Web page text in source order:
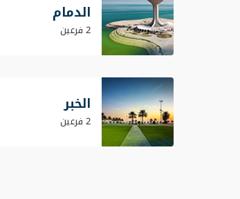
الدمام
2 فرعين
الخبر
2 فرعين